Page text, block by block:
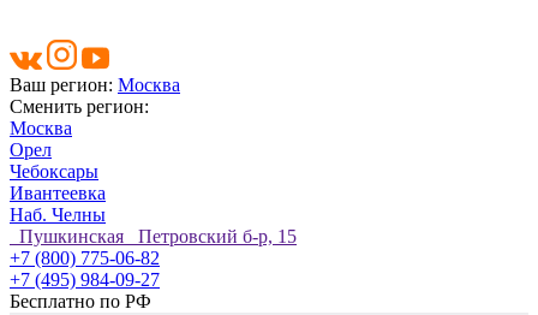
Ваш регион: Москва
Сменить регион:
Москва
Орел
Чебоксары
Ивантеевка
Наб. Челны
Пушкинская Петровский б-р, 15
+7 (800) 775-06-82
+7 (495) 984-09-27
Бесплатно по РФ